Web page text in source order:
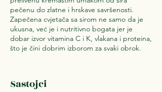
pečenu do zlatne i hrskave savršenosti.
Zapečena cvjetača sa sirom ne samo da je
ukusna, već je i nutritivno bogata jer je
dobar izvor vitamina C i K, vlakana i proteina,
što je čini dobrim izborom za svaki obrok.
Sastojci